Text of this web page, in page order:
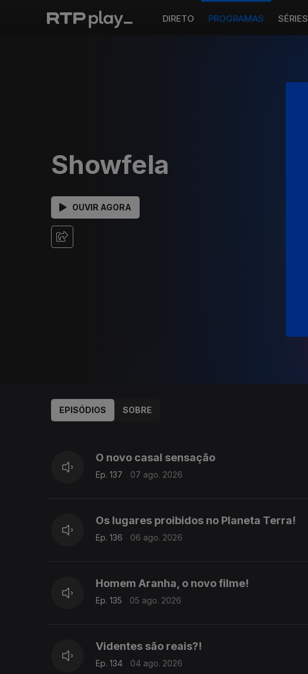
DIRETO PROGRAMAS SÉRIES
Showfela
OUVIR AGORA
EPISÓDIOS SOBRE
O novo casal sensação
Ep. 137 07 ago. 2026
Os lugares proibidos no Planeta Terra!
Ep. 136 06 ago. 2026
Homem Aranha, o novo filme!
Ep. 135 05 ago. 2026
Videntes são reais?!
Ep. 134 04 ago. 2026